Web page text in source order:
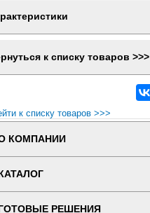
к списку товаров >>>
к списку товаров >>>
КОМПАНИИ
КАТАЛОГ
ГОТОВЫЕ РЕШЕНИЯ